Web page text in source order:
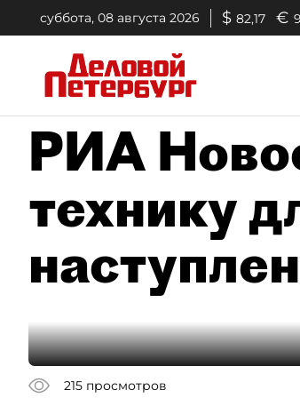
суббота, 08 августа 2026 $ 82,17 €
РИА
технику
215 просмотров